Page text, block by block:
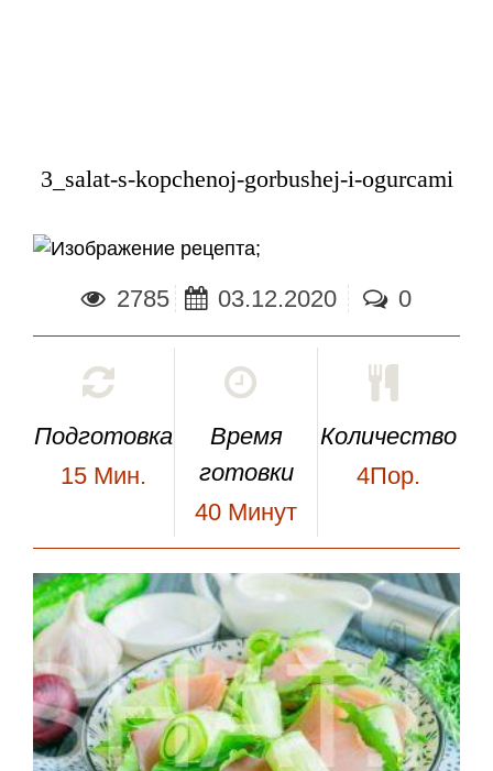
3_salat-s-kopchenoj-gorbushej-i-ogurcami
;
2785 03.12.2020 0
Подготовка
15 Мин.
Время
готовки
40 Минут
Количество
4Пор.